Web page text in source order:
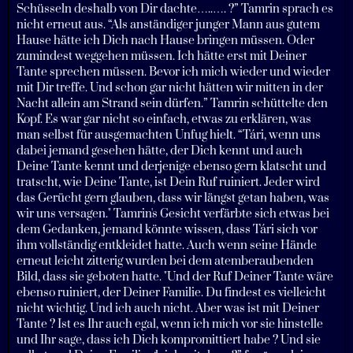
Schüsseln deshalb von Dir dachte…..…. ?” Tamrin sprach es
nicht erneut aus. “Als anständiger junger Mann aus gutem
Hause hätte ich Dich nach Hause bringen müssen. Oder
zumindest weggehen müssen. Ich hätte erst mit Deiner
Tante sprechen müssen. Bevor ich mich wieder und wieder
mit Dir treffe. Und schon gar nicht hätten wir mitten in der
Nacht allein am Strand sein dürfen.” Tamrin schüttelte den
Kopf. Es war gar nicht so einfach, etwas zu erklären, was
man selbst für ausgemachten Unfug hielt. “Tári, wenn uns
dabei jemand gesehen hätte, der Dich kennt und auch
Deine Tante kennt und derjenige ebenso gern klatscht und
tratscht, wie Deine Tante, ist Dein Ruf ruiniert. Jeder wird
das Gerücht gern glauben, dass wir längst getan haben, was
wir uns versagen." Tamrin's Gesicht verfärbte sich etwas bei
dem Gedanken, jemand könnte wissen, dass Tári sich vor
ihm vollständig entkleidet hatte. Auch wenn seine Hände
erneut leicht zitterig wurden bei dem atemberaubenden
Bild, dass sie geboten hatte. "Und der Ruf Deiner Tante wäre
ebenso ruiniert, der Deiner Familie. Du findest es vielleicht
nicht wichtig. Und ich auch nicht. Aber was ist mit Deiner
Tante ? Ist es Ihr auch egal, wenn ich mich vor sie hinstelle
und Ihr sage, dass ich Dich kompromittiert habe ? Und sie